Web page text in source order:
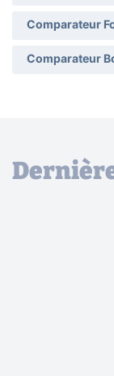
Comparateur
Comparateur